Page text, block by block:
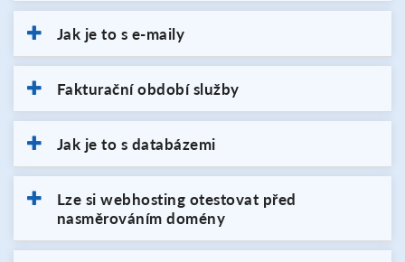
Jak je to s e-maily
Fakturační období služby
Jak je to s databázemi
Lze si webhosting otestovat před
nasměrováním domény